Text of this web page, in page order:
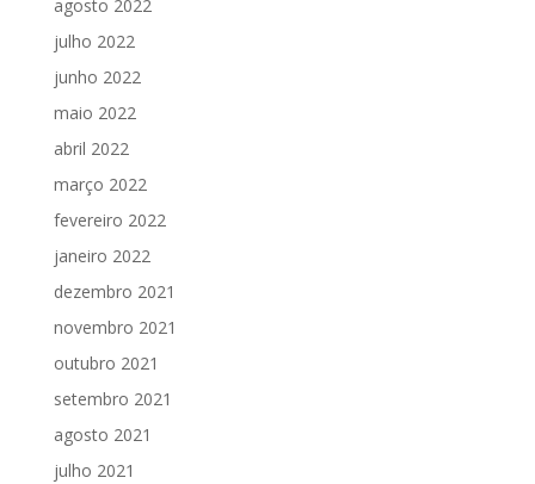
agosto 2022
julho 2022
junho 2022
maio 2022
abril 2022
março 2022
fevereiro 2022
janeiro 2022
dezembro 2021
novembro 2021
outubro 2021
setembro 2021
agosto 2021
julho 2021